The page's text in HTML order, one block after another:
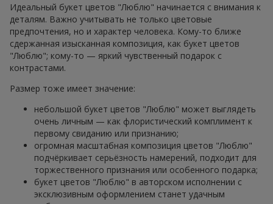
Идеальный букет цветов "Люблю" начинается с внимания к
деталям. Важно учитывать не только цветовые
предпочтения, но и характер человека. Кому-то ближе
сдержанная изысканная композиция, как букет цветов
"Люблю"; кому-то — яркий чувственный подарок с
контрастами.
Размер тоже имеет значение:
небольшой букет цветов "Люблю" может выглядеть
очень личным — как флористический комплимент к
первому свиданию или признанию;
огромная масштабная композиция цветов "Люблю"
подчёркивает серьёзность намерений, подходит для
торжественного признания или особенного подарка;
букет цветов "Люблю" в авторском исполнении с
эксклюзивным оформлением станет удачным